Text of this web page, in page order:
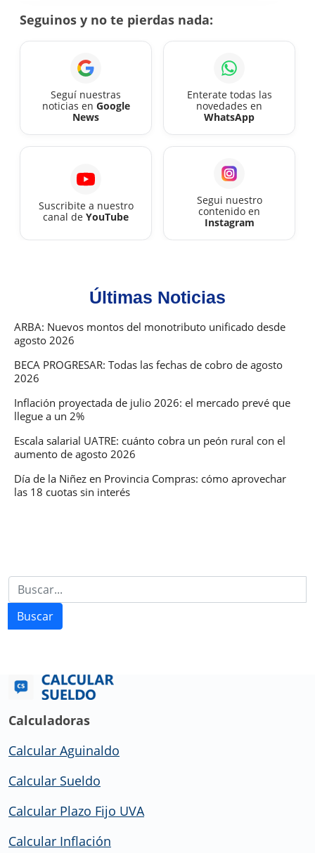
mercado
prevé
que
2%
Seguinos y no te pierdas nada:
Seguí nuestras
noticias en Google
News
Enterate todas las
novedades en
WhatsApp
Suscribite a nuestro
canal de YouTube
Segui nuestro
contenido en
Instagram
Últimas Noticias
ARBA: Nuevos montos del monotributo unificado desde
agosto 2026
BECA PROGRESAR: Todas las fechas de cobro de agosto
2026
Inflación proyectada de julio 2026: el mercado prevé que
llegue a un 2%
Escala salarial UATRE: cuánto cobra un peón rural con el
aumento de agosto 2026
Día de la Niñez en Provincia Compras: cómo aprovechar
las 18 cuotas sin interés
Buscar
Calculadoras
Calcular Aguinaldo
Calcular Sueldo
Calcular Plazo Fijo UVA
Calcular Inflación